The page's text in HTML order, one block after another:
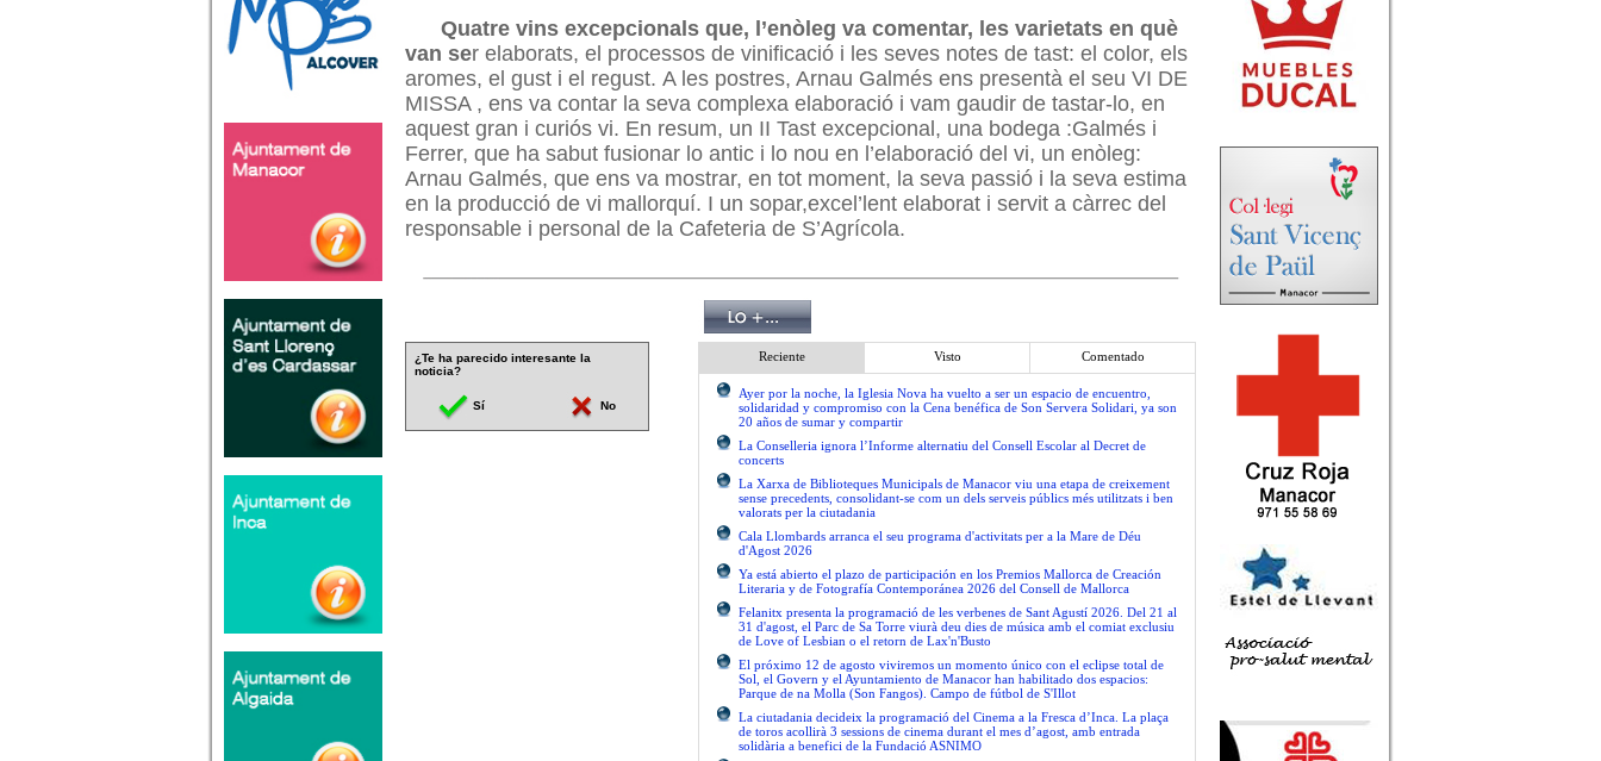
Quatre vins excepcionals que, l’enòleg va comentar, les varietats en què
van ser elaborats, el processos de vinificació i les seves notes de tast: el color, els
aromes, el gust i el regust. A les postres, Arnau Galmés ens presentà el seu VI DE
MISSA , ens va contar la seva complexa elaboració i vam gaudir de tastar-lo, en
aquest gran i curiós vi. En resum, un II Tast excepcional, una bodega :Galmés i
Ferrer, que ha sabut fusionar lo antic i lo nou en l’elaboració del vi, un enòleg:
Arnau Galmés, que ens va mostrar, en tot moment, la seva passió i la seva estima
en la producció de vi mallorquí. I un sopar,excel’lent elaborat i servit a càrrec del
responsable i personal de la Cafeteria de S’Agrícola.
¿Te ha parecido interesante la
noticia?
Sí No
Reciente Visto Comentado
Ayer por la noche, la Iglesia Nova ha vuelto a ser un espacio de encuentro,
solidaridad y compromiso con la Cena benéfica de Son Servera Solidari, ya son
20 años de sumar y compartir
La Conselleria ignora l’Informe alternatiu del Consell Escolar al Decret de
concerts
La Xarxa de Biblioteques Municipals de Manacor viu una etapa de creixement
sense precedents, consolidant-se com un dels serveis públics més utilitzats i ben
valorats per la ciutadania
Cala Llombards arranca el seu programa d'activitats per a la Mare de Déu
d'Agost 2026
Ya está abierto el plazo de participación en los Premios Mallorca de Creación
Literaria y de Fotografía Contemporánea 2026 del Consell de Mallorca
Felanitx presenta la programació de les verbenes de Sant Agustí 2026. Del 21 al
31 d'agost, el Parc de Sa Torre viurà deu dies de música amb el comiat exclusiu
de Love of Lesbian o el retorn de Lax'n'Busto
El próximo 12 de agosto viviremos un momento único con el eclipse total de
Sol, el Govern y el Ayuntamiento de Manacor han habilitado dos espacios:
Parque de na Molla (Son Fangos). Campo de fútbol de S'Illot
La ciutadania decideix la programació del Cinema a la Fresca d’Inca. La plaça
de toros acollirà 3 sessions de cinema durant el mes d’agost, amb entrada
solidària a benefici de la Fundació ASNIMO